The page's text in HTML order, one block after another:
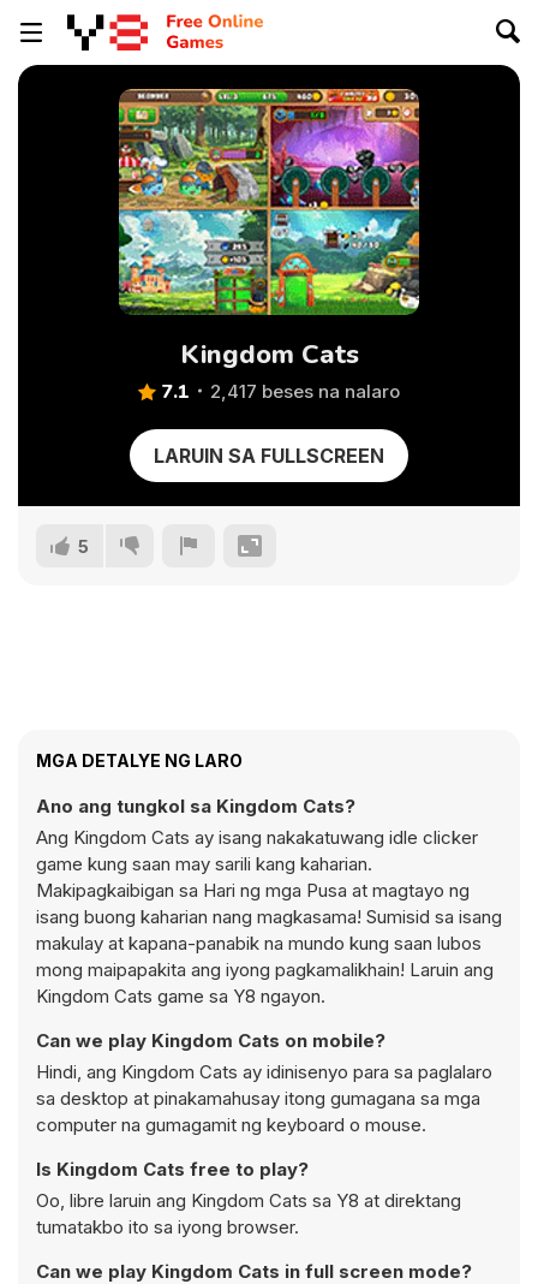
Kingdom Cats
7.1 2,417 beses na nalaro
LARUIN SA FULLSCREEN
5
MGA DETALYE NG LARO
Ano ang tungkol sa Kingdom Cats?
Ang Kingdom Cats ay isang nakakatuwang idle clicker
game kung saan may sarili kang kaharian.
Makipagkaibigan sa Hari ng mga Pusa at magtayo ng
isang buong kaharian nang magkasama! Sumisid sa isang
makulay at kapana-panabik na mundo kung saan lubos
mong maipapakita ang iyong pagkamalikhain! Laruin ang
Kingdom Cats game sa Y8 ngayon.
Can we play Kingdom Cats on mobile?
Hindi, ang Kingdom Cats ay idinisenyo para sa paglalaro
sa desktop at pinakamahusay itong gumagana sa mga
computer na gumagamit ng keyboard o mouse.
Is Kingdom Cats free to play?
Oo, libre laruin ang Kingdom Cats sa Y8 at direktang
tumatakbo ito sa iyong browser.
Can we play Kingdom Cats in full screen mode?